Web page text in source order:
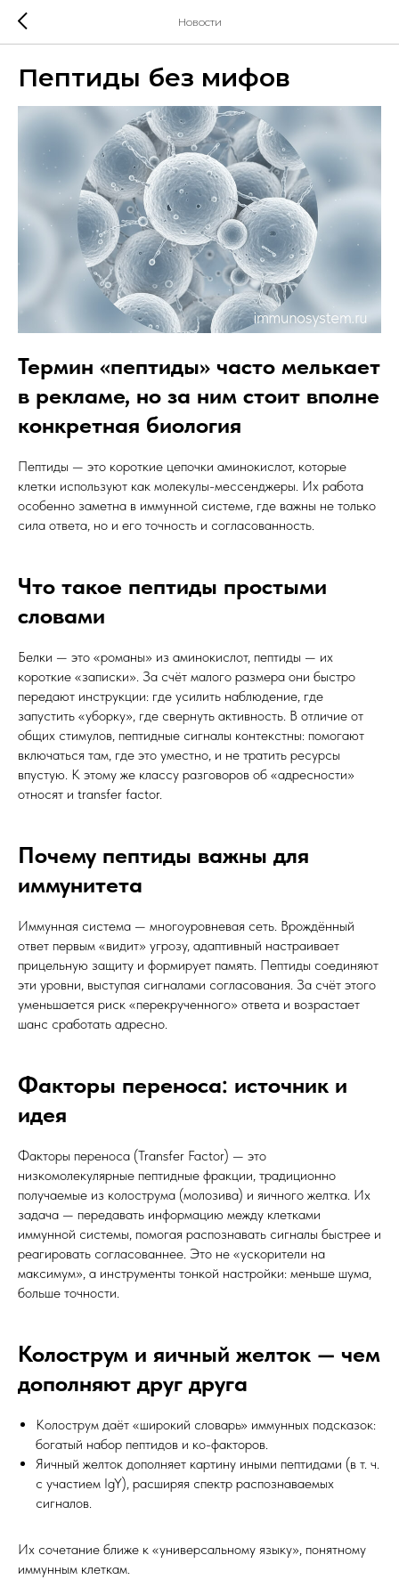
Новости
Пептиды без мифов
Термин «пептиды» часто мелькает
в рекламе, но за ним стоит вполне
конкретная биология
Пептиды — это короткие цепочки аминокислот, которые
клетки используют как молекулы-мессенджеры. Их работа
особенно заметна в иммунной системе, где важны не только
сила ответа, но и его точность и согласованность.
Что такое пептиды простыми
словами
Белки — это «романы» из аминокислот, пептиды — их
короткие «записки». За счёт малого размера они быстро
передают инструкции: где усилить наблюдение, где
запустить «уборку», где свернуть активность. В отличие от
общих стимулов, пептидные сигналы контекстны: помогают
включаться там, где это уместно, и не тратить ресурсы
впустую. К этому же классу разговоров об «адресности»
относят и transfer factor.
Почему пептиды важны для
иммунитета
Иммунная система — многоуровневая сеть. Врождённый
ответ первым «видит» угрозу, адаптивный настраивает
прицельную защиту и формирует память. Пептиды соединяют
эти уровни, выступая сигналами согласования. За счёт этого
уменьшается риск «перекрученного» ответа и возрастает
шанс сработать адресно.
Факторы переноса: источник и
идея
Факторы переноса (Transfer Factor) — это
низкомолекулярные пептидные фракции, традиционно
получаемые из колострума (молозива) и яичного желтка. Их
задача — передавать информацию между клетками
иммунной системы, помогая распознавать сигналы быстрее и
реагировать согласованнее. Это не «ускорители на
максимум», а инструменты тонкой настройки: меньше шума,
больше точности.
Колострум и яичный желток — чем
дополняют друг друга
Колострум даёт «широкий словарь» иммунных подсказок:
богатый набор пептидов и ко-факторов.
Яичный желток дополняет картину иными пептидами (в т. ч.
с участием IgY), расширяя спектр распознаваемых
сигналов.
Их сочетание ближе к «универсальному языку», понятному
иммунным клеткам.